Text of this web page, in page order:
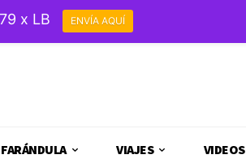
FARÁNDULA VIAJES VIDEOS
x LB ENVÍA AQUÍ